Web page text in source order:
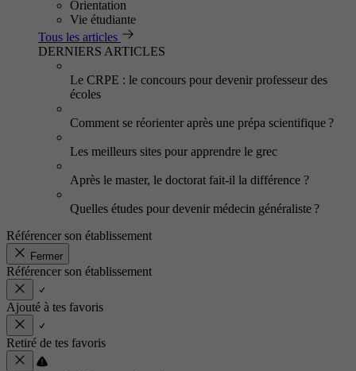
Orientation
Vie étudiante
Tous les articles
DERNIERS ARTICLES
Le CRPE : le concours pour devenir professeur des
écoles
Comment se réorienter après une prépa scientifique ?
Les meilleurs sites pour apprendre le grec
Après le master, le doctorat fait-il la différence ?
Quelles études pour devenir médecin généraliste ?
Référencer son établissement
Fermer
Référencer son établissement
Ajouté à tes favoris
Retiré de tes favoris